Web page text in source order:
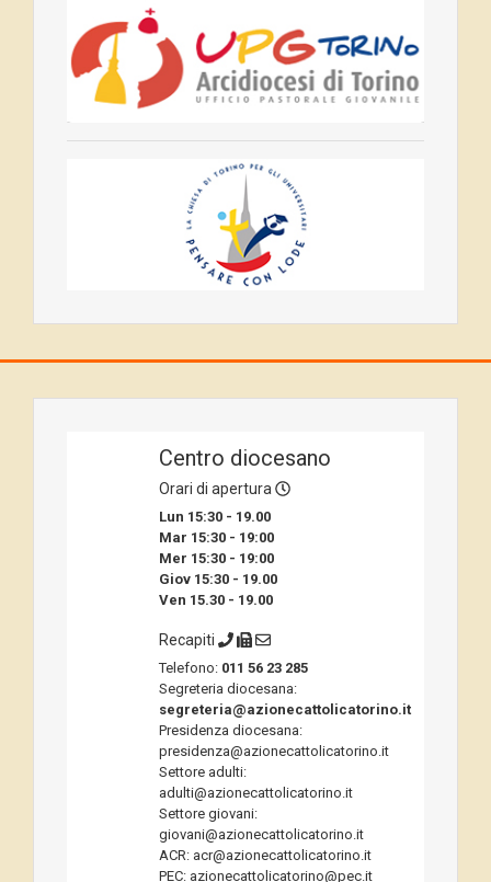
Centro diocesano
Orari di apertura
Lun 15:30 - 19.00
Mar 15:30 - 19:00
Mer 15:30 - 19:00
Giov 15:30 - 19.00
Ven 15.30 - 19.00
Recapiti
Telefono: 011 56 23 285
Segreteria diocesana:
segreteria@azionecattolicatorino.it
Presidenza diocesana:
presidenza@azionecattolicatorino.it
Settore adulti:
adulti@azionecattolicatorino.it
Settore giovani:
giovani@azionecattolicatorino.it
ACR: acr@azionecattolicatorino.it
PEC: azionecattolicatorino@pec.it